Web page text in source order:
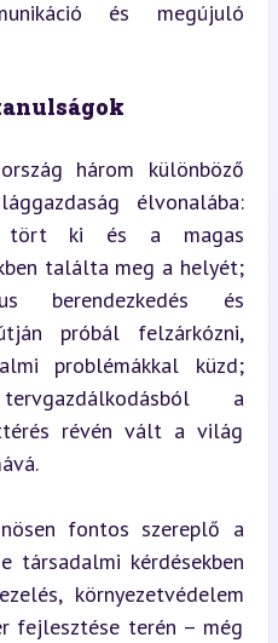
és megújuló
három különböző
élvonalába:
tört ki és a magas
találta meg a helyét;
berendezkedés és
próbál felzárkózni,
problémákkal küzd;
a
révén vált a világ
fontos szereplő a
társadalmi kérdésekben
környezetvédelem
fejlesztése terén – még